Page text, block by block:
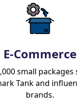
E-Commerce
small
Tank and
brands.